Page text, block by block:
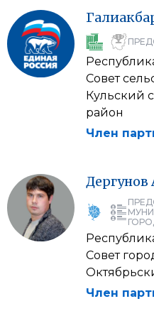
Совет
Кульский
район
Член
Дергунов
Совет
Член